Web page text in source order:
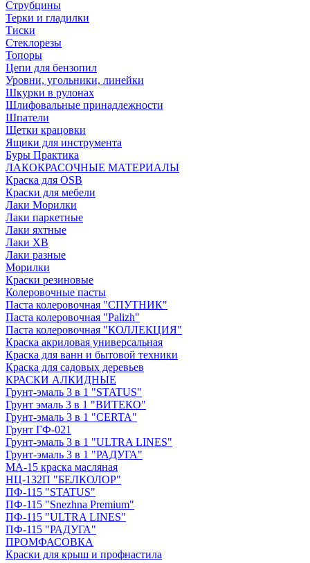
Струбцины
Терки и гладилки
Тиски
Стеклорезы
Топоры
Цепи для бензопил
Уровни, угольники, линейки
Шкурки в рулонах
Шлифовальные принадлежности
Шпатели
Щетки крацовки
Ящики для инструмента
Буры Практика
ЛАКОКРАСОЧНЫЕ МАТЕРИАЛЫ
Краска для OSB
Краски для мебели
Лаки Морилки
Лаки паркетные
Лаки яхтные
Лаки ХВ
Лаки разные
Морилки
Краски резиновые
Колеровочные пасты
Паста колеровочная "СПУТНИК"
Паста колеровочная "Palizh"
Паста колеровочная "КОЛЛЕКЦИЯ"
Краска акриловая универсальная
Краска для ванн и бытовой техники
Краска для садовых деревьев
КРАСКИ АЛКИДНЫЕ
Грунт-эмаль 3 в 1 "STATUS"
Грунт эмаль 3 в 1 "ВИТЕКО"
Грунт-эмаль 3 в 1 "CERTA"
Грунт ГФ-021
Грунт-эмаль 3 в 1 "ULTRA LINES"
Грунт-эмаль 3 в 1 "РАДУГА"
МА-15 краска масляная
НЦ-132П "БЕЛКОЛОР"
ПФ-115 "STATUS"
ПФ-115 "Snezhna Premium"
ПФ-115 "ULTRA LINES"
ПФ-115 "РАДУГА"
ПРОМФАСОВКА
Краски для крыш и профнастила